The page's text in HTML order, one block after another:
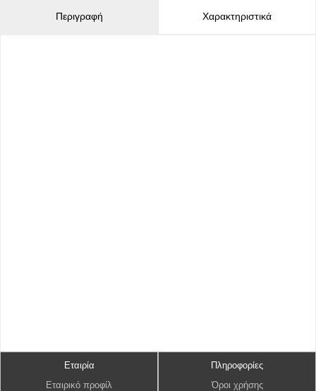
Περιγραφή Χαρακτηριστικά
Εταιρία
Εταιρικό προφίλ
Πληροφορίες
Όροι χρήσης